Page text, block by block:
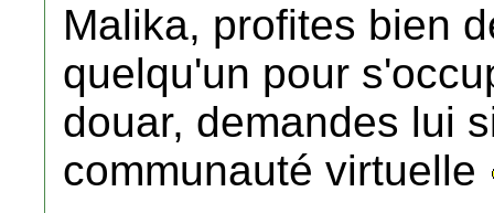
Malika, profites bien
quelqu'un pour
douar, demandes lui
communauté virtuelle